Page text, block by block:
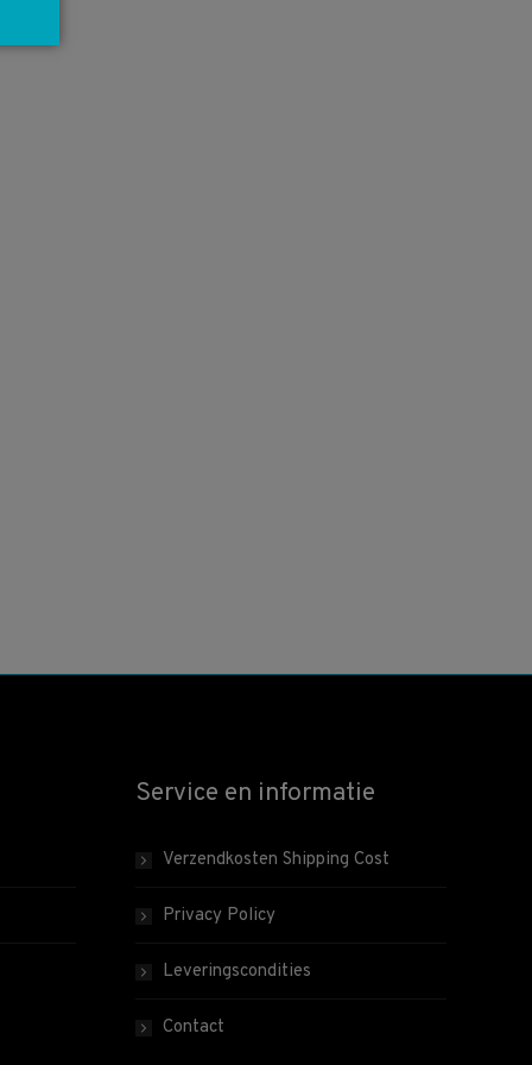
Service en informatie
Verzendkosten Shipping Cost
Privacy Policy
Leveringscondities
Contact